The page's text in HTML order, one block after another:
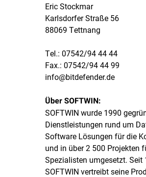
Eric Stockmar
Karlsdorfer Straße 56
88069 Tettnang
Tel.: 07542/94 44 44
Fax.: 07542/94 44 99
info@bitdefender.de
Über SOFTWIN:
SOFTWIN wurde 1990
Dienstleistungen rund um
Software Lösungen für die
und in über 2 500 Projekten
Spezialisten umgesetzt.
SOFTWIN vertreibt seine